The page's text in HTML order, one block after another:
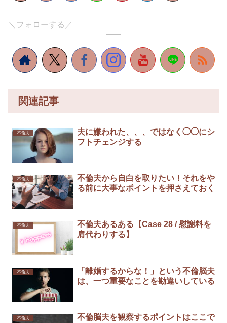
＼フォローする／
関連記事
不倫夫
夫に嫌われた、、、ではなく◯◯にシ
フトチェンジする
不倫夫
不倫夫から自白を取りたい！それをや
る前に大事なポイントを押さえておく
不倫夫
不倫夫あるある【Case 28 / 慰謝料を
肩代わりする】
不倫夫
「離婚するからな！」という不倫脳夫
は、一つ重要なことを勘違いしている
不倫夫
不倫脳夫を観察するポイントはここで